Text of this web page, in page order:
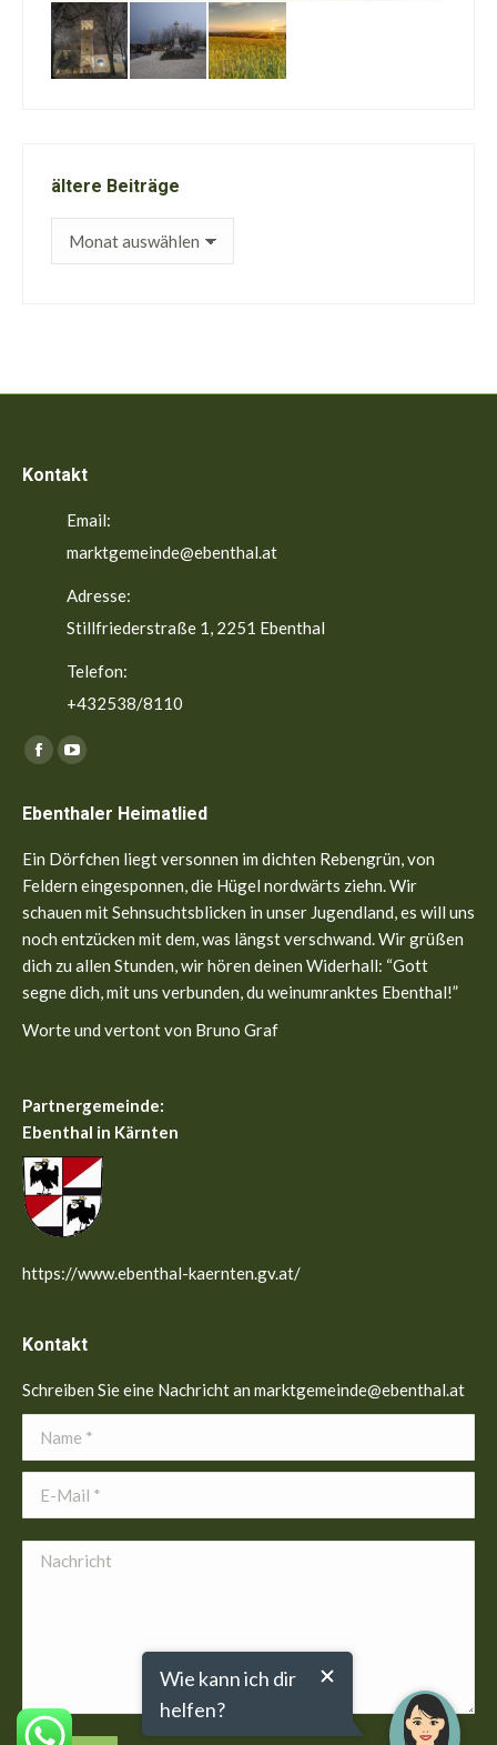
ältere Beiträge
ältere
Kontakt
Email:
marktgemeinde@ebenthal.at
Adresse:
Stillfriederstraße 1, 2251 Ebenthal
Telefon:
+432538/8110
Finden Sie uns auf:
Facebook
opens
in
new
window
YouTube
opens
in
new
window
Ebenthaler Heimatlied
Ein Dörfchen liegt versonnen im dichten Rebengrün, von
Feldern eingesponnen, die Hügel nordwärts ziehn. Wir
schauen mit Sehnsuchtsblicken in unser Jugendland, es will uns
noch entzücken mit dem, was längst verschwand. Wir grüßen
dich zu allen Stunden, wir hören deinen Widerhall: “Gott
segne dich, mit uns verbunden, du weinumranktes Ebenthal!”
Worte und vertont von Bruno Graf
Partnergemeinde:
Ebenthal in Kärnten
https://www.ebenthal-kaernten.gv.at/
Kontakt
Schreiben Sie eine Nachricht an marktgemeinde@ebenthal.at
Name *
E-Mail *
Nachricht
Wie kann ich dir
helfen?